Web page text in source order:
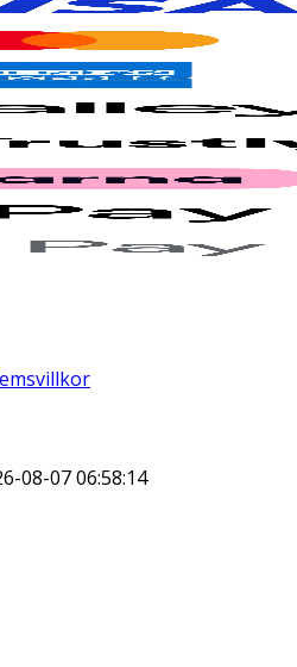
08-07 06:58:14